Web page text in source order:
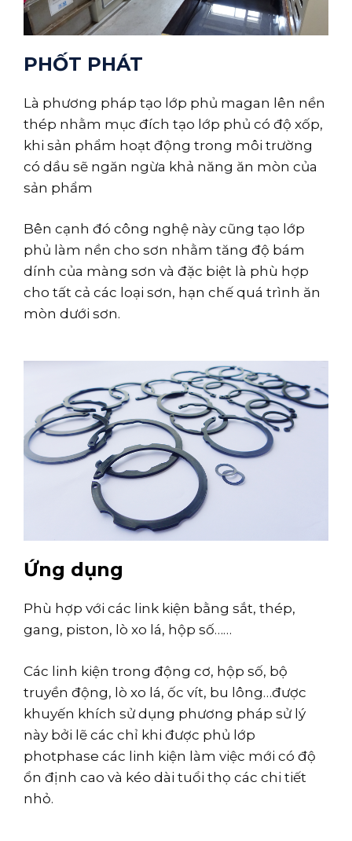
PHỐT PHÁT
Là phương pháp tạo lớp phủ magan lên nền
thép nhằm mục đích tạo lớp phủ có độ xốp,
khi sản phẩm hoạt động trong môi trường
có dầu sẽ ngăn ngừa khả năng ăn mòn của
sản phẩm
Bên cạnh đó công nghệ này cũng tạo lớp
phủ làm nền cho sơn nhằm tăng độ bám
dính của màng sơn và đặc biệt là phù hợp
cho tất cả các loại sơn, hạn chế quá trình ăn
mòn dưới sơn.
Ứng dụng
Phù hợp với các link kiện bằng sắt, thép,
gang, piston, lò xo lá, hộp số……
Các linh kiện trong động cơ, hộp số, bộ
truyền động, lò xo lá, ốc vít, bu lông…được
khuyến khích sử dụng phương pháp sử lý
này bởi lẽ các chỉ khi được phủ lớp
photphase các linh kiện làm việc mới có độ
ổn định cao và kéo dài tuổi thọ các chi tiết
nhỏ.